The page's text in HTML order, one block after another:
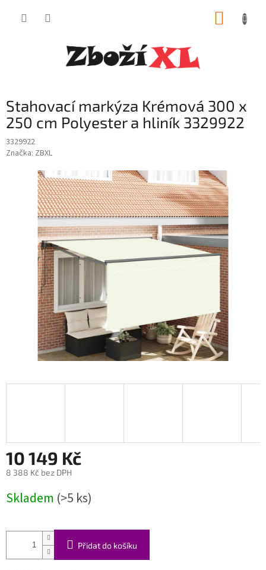
Stahovací markýza Krémová 300 x
250 cm Polyester a hliník 3329922
3329922
Značka: ZBXL
10 149 Kč
8 388 Kč bez DPH
cena:
Skladem (>5 ks)
Přidat do košíku